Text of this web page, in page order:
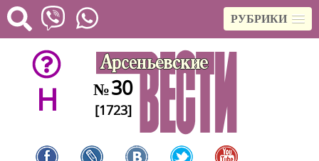
РУБРИКИ
H №30
[1723]